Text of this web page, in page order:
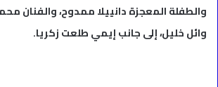
والطفلة المعجزة دانييلا ممدوح، والفنان
وائل خليل، إلى جانب إيمي طلعت زكريا.